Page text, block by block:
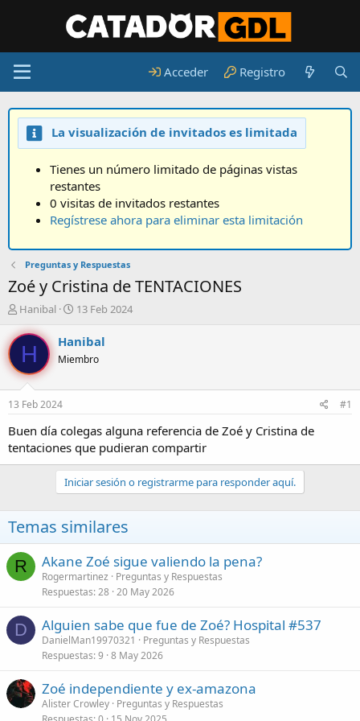
Acceder Registro
La visualización de invitados es limitada
Tienes un número limitado de páginas vistas
restantes
0 visitas de invitados restantes
Regístrese ahora para eliminar esta limitación
Preguntas y Respuestas
Zoé y Cristina de TENTACIONES
A
t
d
e
e
m
a
Hanibal
F
c
a
e
i
c
i
o
13 Feb 2024
H Hanibal
Miembro
13 Feb 2024 #1
Buen día colegas alguna referencia de Zoé y Cristina de
tentaciones que pudieran compartir
Iniciar sesión o registrarme para responder aquí.
Temas similares
R Akane Zoé sigue valiendo la pena?
Rogermartinez
Preguntas y Respuestas
Respuestas 28 20 May 2026
D Alguien sabe que fue de Zoé? Hospital #537
DanielMan19970321
Preguntas y Respuestas
Respuestas 9 8 May 2026
Zoé independiente y ex-amazona
Alister Crowley Preguntas y Respuestas